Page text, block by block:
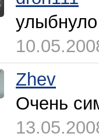
Zhev
Очень